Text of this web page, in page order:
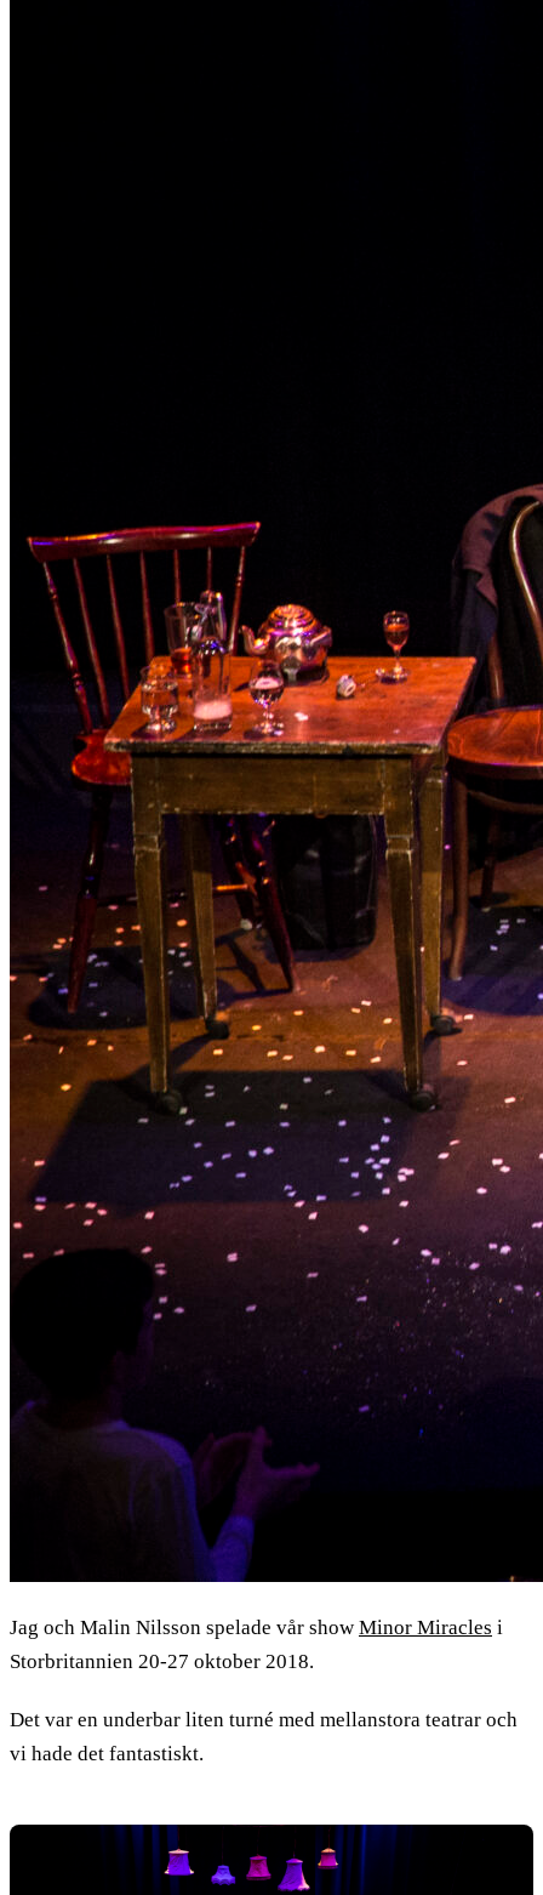
Jag och Malin Nilsson spelade vår show Minor Miracles i
Storbritannien 20-27 oktober 2018.
Det var en underbar liten turné med mellanstora teatrar och
vi hade det fantastiskt.